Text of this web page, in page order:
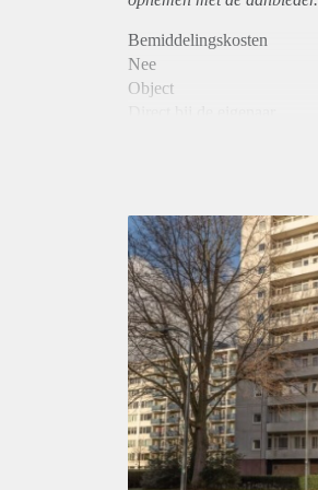
Bemiddelingskosten
Nee
Object
Huurtoeslag
Niet mogelijk
Inkomen eis
3,1 X Maandhuur Bruto
Huurtermijn
Onbepaalde termijn
Oplevering
Kaal